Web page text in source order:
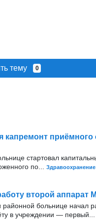
тему 0
капремонт
стартовал
по...
Здравоохранение
второй аппарат
больнице начал
в учреждении — первый...